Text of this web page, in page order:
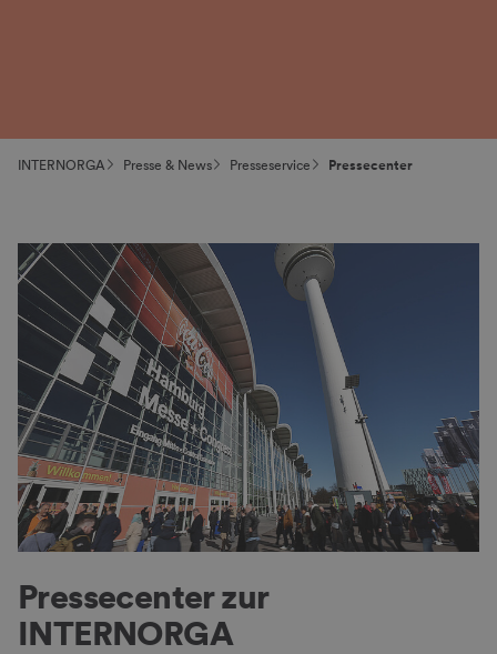
INTERNORGA Presse & News Presseservice Pressecenter
Pressecenter zur
INTERNORGA